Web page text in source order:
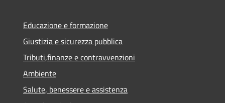
Educazione e formazione
Giustizia e sicurezza pubblica
Tributi,finanze e contravvenzioni
Ambiente
Salute, benessere e assistenza